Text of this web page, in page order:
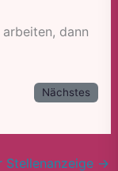
dann
Nächstes
Stellenanzeige →